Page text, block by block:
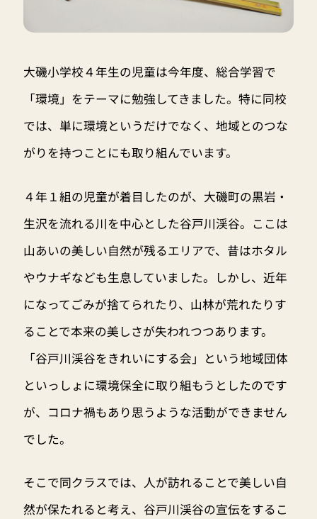
大磯小学校４年生の児童は今年度、総合学習で
「環境」をテーマに勉強してきました。特に同校
では、単に環境というだけでなく、地域とのつな
がりを持つことにも取り組んでいます。
４年１組の児童が着目したのが、大磯町の黒岩・
生沢を流れる川を中心とした谷戸川渓谷。ここは
山あいの美しい自然が残るエリアで、昔はホタル
やウナギなども生息していました。しかし、近年
になってごみが捨てられたり、山林が荒れたりす
ることで本来の美しさが失われつつあります。
「谷戸川渓谷をきれいにする会」という地域団体
といっしょに環境保全に取り組もうとしたのです
が、コロナ禍もあり思うような活動ができません
でした。
そこで同クラスでは、人が訪れることで美しい自
然が保たれると考え、谷戸川渓谷の宣伝をするこ